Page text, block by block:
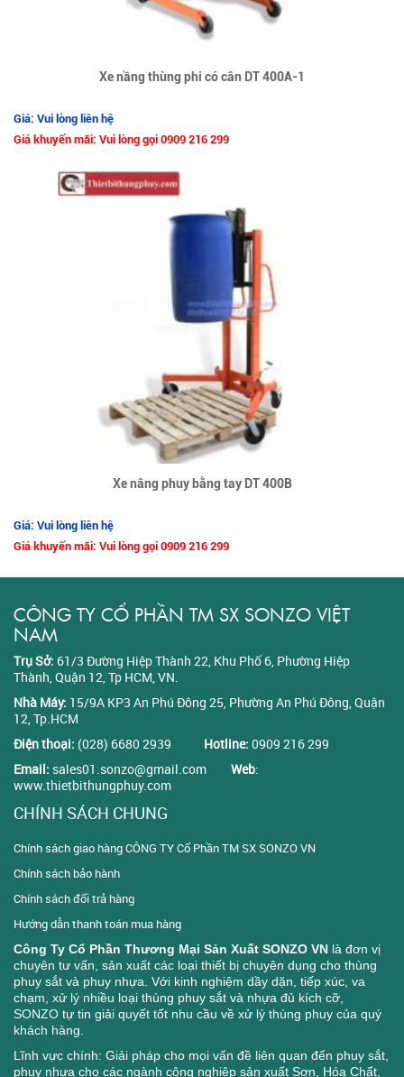
Xe nầng thùng phi có cân DT 400A-1
Giá: Vui lòng liên hệ
Giá khuyến mãi: Vui lòng gọi 0909 216 299
Xe nâng phuy bằng tay DT 400B
Giá: Vui lòng liên hệ
Giá khuyến mãi: Vui lòng gọi 0909 216 299
CÔNG TY CỔ PHẦN TM SX SONZO VIỆT
NAM
Trụ Sở: 61/3 Đường Hiệp Thành 22, Khu Phố 6, Phường Hiệp
Thành, Quận 12, Tp HCM, VN.
Nhà Máy: 15/9A KP3 An Phú Đông 25, Phường An Phú Đông, Quận
12, Tp.HCM
Điện thoại: (028) 6680 2939 Hotline: 0909 216 299
Email: sales01.sonzo@gmail.com Web:
www.thietbithungphuy.com
CHÍNH SÁCH CHUNG
Chính sách giao hàng CÔNG TY Cổ Phần TM SX SONZO VN
Chính sách bảo hành
Chính sách đổi trả hàng
Hướng dẫn thanh toán mua hàng
Công Ty Cổ Phần Thương Mại Sản Xuất SONZO VN là đơn vị
chuyên tư vấn, sản xuất các loại thiết bị chuyên dụng cho thùng
phuy sắt và phuy nhựa. Với kinh nghiệm dầy dặn, tiếp xúc, va
chạm, xử lý nhiều loại thùng phuy sắt và nhựa đủ kích cỡ,
SONZO tự tin giải quyết tốt nhu cầu về xử lý thùng phuy của quý
khách hàng.
Lĩnh vực chính: Giải pháp cho mọi vấn đề liên quan đến phuy sắt,
phuy nhựa cho các ngành công nghiệp sản xuất Sơn, Hóa Chất,